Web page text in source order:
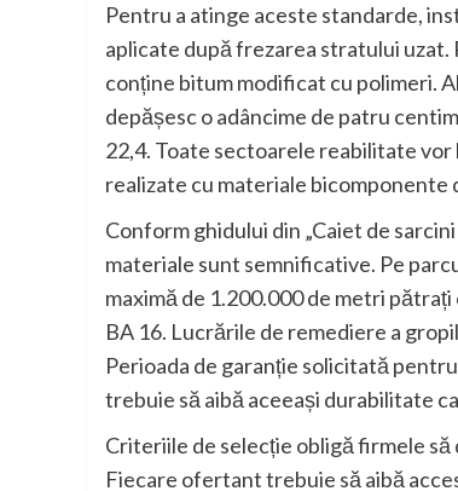
Pentru a atinge aceste standarde,
aplicate după frezarea stratului
conține bitum modificat cu polimeri.
depășesc o adâncime de patru
22,4. Toate sectoarele reabilitate
realizate cu materiale bicomponente
Conform ghidului din „Caiet de
materiale sunt semnificative. Pe
maximă de 1.200.000 de metri
BA 16. Lucrările de remediere a
Perioada de garanție solicitată
trebuie să aibă aceeași durabilitate
Criteriile de selecție obligă firmele
Fiecare ofertant trebuie să aibă